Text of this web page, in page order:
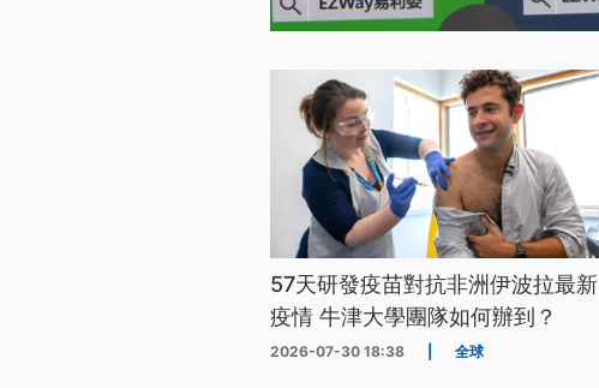
57天研發疫苗對抗非洲伊波拉最新
疫情 牛津大學團隊如何辦到？
2026-07-30 18:38 全球